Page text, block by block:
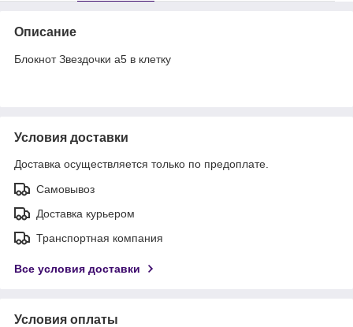
Описание
Блокнот Звездочки а5 в клетку
Условия доставки
Доставка осуществляется только по предоплате.
Самовывоз
Доставка курьером
Транспортная компания
Все условия доставки
Условия оплаты